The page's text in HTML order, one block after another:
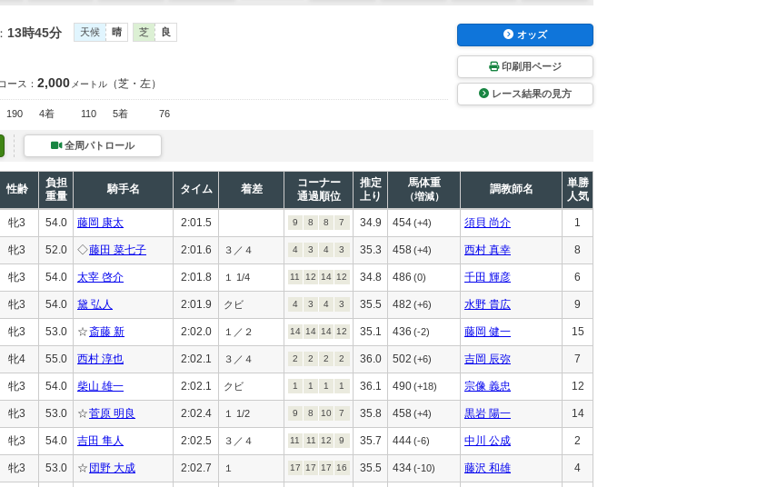
13時45分 天候 晴 芝 良
コース： 2,000 メートル （芝・左）
190 4着 110 5着 76
オッズ
印刷用ページ
レース結果の見方
全周パトロール
性齢
負担
重量
騎手名 タイム 着差
コーナー
通過順位
推定
上り
馬体重
（増減）
調教師名
単勝
人気
牝3 54.0 藤岡 康太 2:01.5 9 8 8 7 34.9 454(+4) 須貝 尚介 1
牝3 52.0 ◇藤田 菜七子 2:01.6 ３／４ 4 3 4 3 35.3 458 (+4) 西村 真幸 8
牝3 54.0 太宰 啓介 2:01.8 １ 1/4 11 12 14 12 34.8 486 (0) 千田 輝彦 6
牝3 54.0 黛 弘人 2:01.9 クビ 4 3 4 3 35.5 482 (+6) 水野 貴広 9
牝3 53.0 ☆斎藤 新 2:02.0 １／２ 14 14 14 12 35.1 436 (-2) 藤岡 健一 15
牝4 55.0 西村 淳也 2:02.1 ３／４ 2 2 2 2 36.0 502 (+6) 吉岡 辰弥 7
牝3 54.0 柴山 雄一 2:02.1 クビ 1 1 1 1 36.1 490(+18) 宗像 義忠 12
牝3 53.0 ☆菅原 明良 2:02.4 １ 1/2 9 8 10 7 35.8 458 (+4) 黒岩 陽一 14
牝3 54.0 吉田 隼人 2:02.5 ３／４ 11 11 12 9 35.7 444(-6) 中川 公成 2
牝3 53.0 ☆ 団野 大成 2:02.7 １ 17 17 17 16 35.5 434(-10) 藤沢 和雄 4